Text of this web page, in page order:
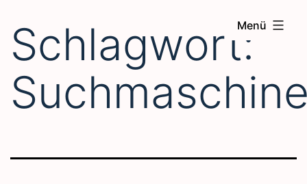
Inhalt
springen
Menü
Schlagwort: